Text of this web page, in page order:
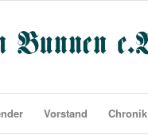
Vorstand Chronik